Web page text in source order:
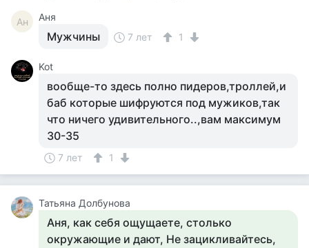
Ан Аня
Мужчины 7 лет 1
Kot
вообще-то здесь полно пидеров,троллей,и
баб которые шифруются под мужиков,так
что ничего удивительного..,вам максимум
30-35
7 лет 1
Татьяна Долбунова
Аня, как себя ощущаете, столько
окружающие и дают, Не зацикливайтесь,